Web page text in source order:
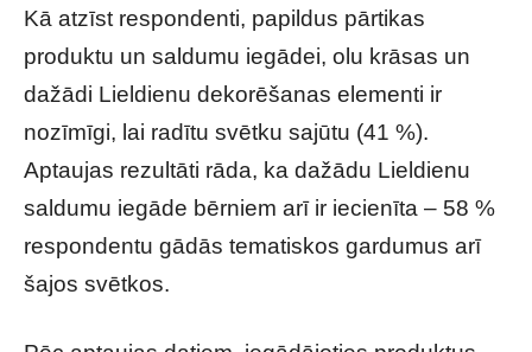
Kā atzīst respondenti, papildus pārtikas
produktu un saldumu iegādei, olu krāsas un
dažādi Lieldienu dekorēšanas elementi ir
nozīmīgi, lai radītu svētku sajūtu (41 %).
Aptaujas rezultāti rāda, ka dažādu Lieldienu
saldumu iegāde bērniem arī ir iecienīta – 58 %
respondentu gādās tematiskos gardumus arī
šajos svētkos.